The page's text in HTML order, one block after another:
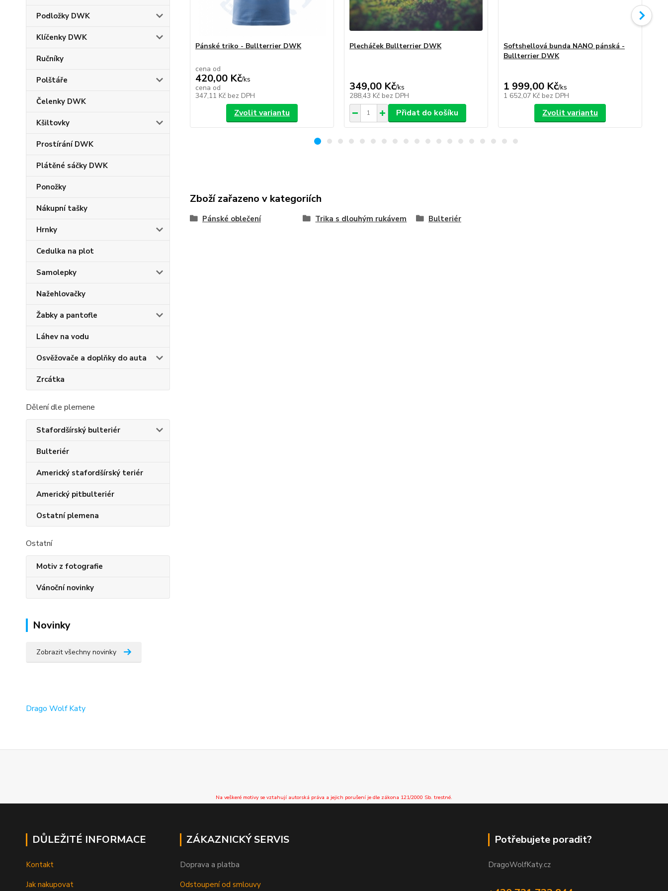
Podložky DWK
Klíčenky DWK
Ručníky
Polštáře
Čelenky DWK
Kšiltovky
Prostírání DWK
Plátěné sáčky DWK
Ponožky
Nákupní tašky
Hrnky
Cedulka na plot
Samolepky
Nažehlovačky
Žabky a pantofle
Láhev na vodu
Osvěžovače a doplňky do auta
Zrcátka
Dělení dle plemene
Stafordšírský bulteriér
Bulteriér
Americký stafordšírský teriér
Americký pitbulteriér
Ostatní plemena
Ostatní
Motiv z fotografie
Vánoční novinky
Novinky
Zobrazit všechny novinky
Drago Wolf Katy
Pánské triko - Bullterrier DWK
cena od
420,00 Kč/ks
cena od
347,11 Kč bez DPH
Zvolit variantu
Plecháček Bullterrier DWK
349,00 Kč/ks
288,43 Kč bez DPH
Přidat do košíku
Softshellová bunda NANO pánská -
Bullterrier DWK
1 999,00 Kč/ks
1 652,07 Kč bez DPH
Zvolit variantu
Zboží zařazeno v kategoriích
Pánské oblečení Trika s dlouhým rukávem Bulteriér
Na veškeré motivy se vztahují autorská práva a jejich porušení je dle zákona 121/2000 Sb. trestné.
DŮLEŽITÉ INFORMACE
Kontakt
Jak nakupovat
ZÁKAZNICKÝ SERVIS
Doprava a platba
Odstoupení od smlouvy
Potřebujete poradit?
DragoWolfKaty.cz